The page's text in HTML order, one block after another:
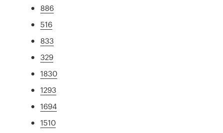
886
516
833
329
1830
1293
1694
1510